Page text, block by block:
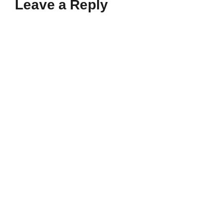
Leave a Reply